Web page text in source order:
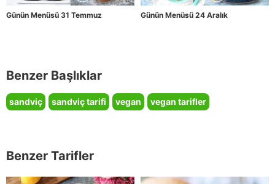
Günün Menüsü 31 Temmuz Günün Menüsü 24 Aralık
Benzer Başlıklar
sandviç sandviç tarifi vegan vegan tarifler
Benzer Tarifler